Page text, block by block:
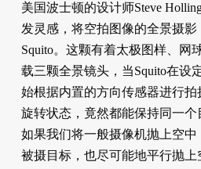
美国波士顿的设计师Steve
发灵感，将空拍图像的全景摄
Squito。这颗有着太极图样、网
载三颗全景镜头，当Squito在设
始根据内置的方向传感器进行
旋转状态，竟然都能保持同一个
如果我们将一般摄像机抛上空
被摄目标，也尽可能地平行抛上